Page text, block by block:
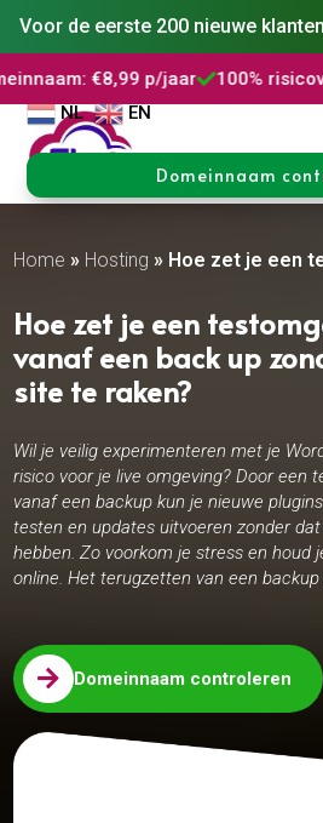
Voor de eerste 200 nieuwe
jaar100% risicovrijWordPress
NL EN
Domeinnaam
Home » Hosting » Hoe zet je een
Hoe zet je een
vanaf een back up
site te raken?
Wil je veilig experimenteren met je
risico voor je live omgeving? Door een
vanaf een backup kun je nieuwe
testen en updates uitvoeren zonder
hebben. Zo voorkom je stress en houd
online. Het terugzetten van een backup
 Domeinnaam controleren